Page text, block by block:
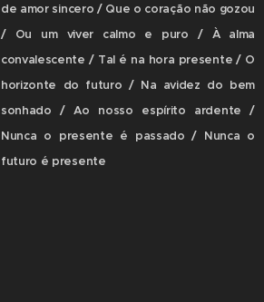
de amor sincero / Que o coração não gozou
/ Ou um viver calmo e puro / À alma
convalescente / Tal é na hora presente / O
horizonte do futuro / Na avidez do bem
sonhado / Ao nosso espírito ardente /
Nunca o presente é passado / Nunca o
futuro é presente